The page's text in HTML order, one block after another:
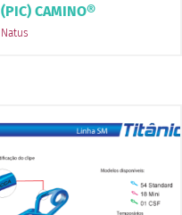
(PIC) CAMINO®
Natus